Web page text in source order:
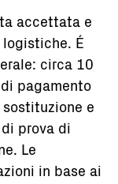
accettata e
É
circa 10
pagamento
e
prova di
Le
in base ai